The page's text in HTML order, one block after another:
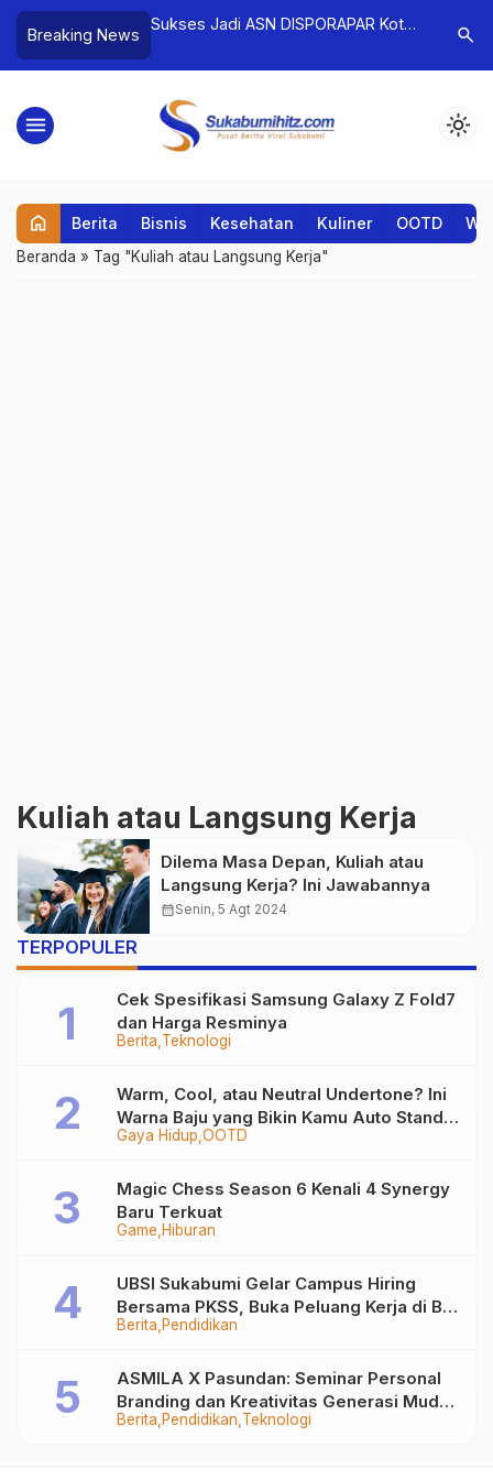
Breaking News
AFF U-23
Sukses Jadi ASN DISPORAPAR Kota
Latih Saya Berpikir Analitis”
“Film
search
menu light_mode
home Berita Bisnis Kesehatan Kuliner OOTD
Beranda » Tag "Kuliah atau Langsung Kerja"
Kuliah atau Langsung Kerja
Dilema Masa Depan, Kuliah atau
Langsung Kerja? Ini Jawabannya
calendar_monthSenin, 5 Agt 2024
TERPOPULER
Berita Teknologi
Cek Spesifikasi Samsung Galaxy Z Fold7
dan Harga Resminya
Gaya Hidup OOTD
Warm, Cool, atau Neutral Undertone? Ini
Warna Baju yang Bikin Kamu Auto Stand
Out
Game Hiburan
Magic Chess Season 6 Kenali 4 Synergy
Baru Terkuat
Berita Pendidikan
UBSI Sukabumi Gelar Campus Hiring
Bersama PKSS, Buka Peluang Kerja di BRI
Group
Berita Pendidikan Teknologi
ASMILA X Pasundan: Seminar Personal
Branding dan Kreativitas Generasi Muda
Bersama SDKF